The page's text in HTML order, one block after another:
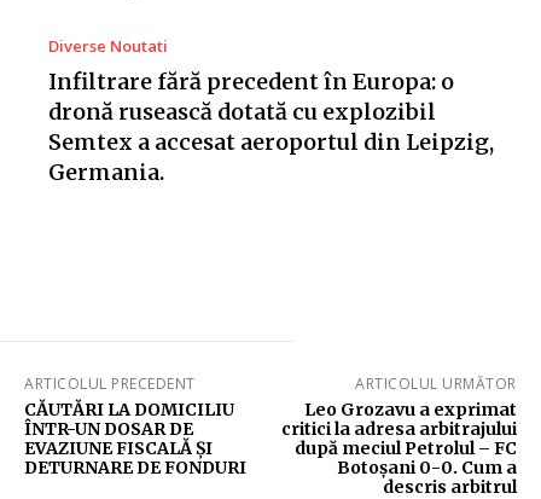
Diverse Noutati
Infiltrare fără precedent în Europa: o
dronă rusească dotată cu explozibil
Semtex a accesat aeroportul din Leipzig,
Germania.
ARTICOLUL PRECEDENT
CĂUTĂRI LA DOMICILIU
ÎNTR-UN DOSAR DE
EVAZIUNE FISCALĂ ȘI
DETURNARE DE FONDURI
ARTICOLUL URMĂTOR
Leo Grozavu a exprimat
critici la adresa arbitrajului
după meciul Petrolul – FC
Botoșani 0-0. Cum a
descris arbitrul